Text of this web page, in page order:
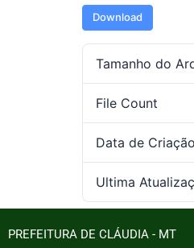
Download
Tamanho do
File Count
Data de Criação
Ultima
PREFEITURA DE CLÁUDIA - MT